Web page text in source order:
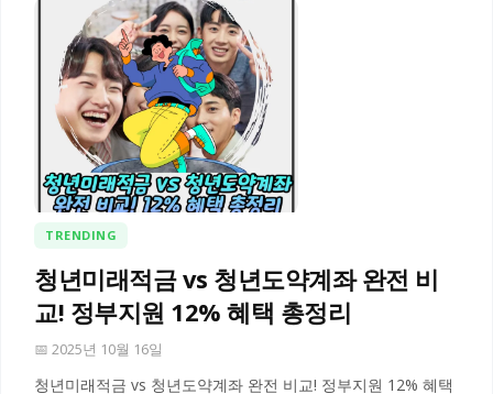
TRENDING
청년미래적금 vs 청년도약계좌 완전 비
교! 정부지원 12% 혜택 총정리
📅 2025년 10월 16일
청년미래적금 vs 청년도약계좌 완전 비교! 정부지원 12% 혜택